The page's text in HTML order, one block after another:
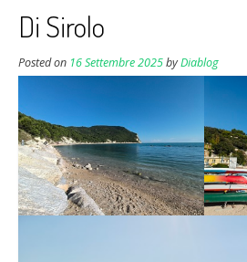
Di Sirolo
Posted on 16 Settembre 2025byDiablog